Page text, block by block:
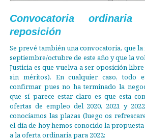
Convocatoria
reposición
Se prevé también una convocatoria, que
septiembre/octubre de este año y que la
Justicia es que vuelva a ser oposición
sin méritos). En cualquier caso, todo
confirmar pues no ha terminado la
que sí parece estar claro es que esta
ofertas de empleo del 2020, 2021 y
conocíamos las plazas (luego os
el día de hoy hemos conocido la
a la oferta ordinaria para 2022: